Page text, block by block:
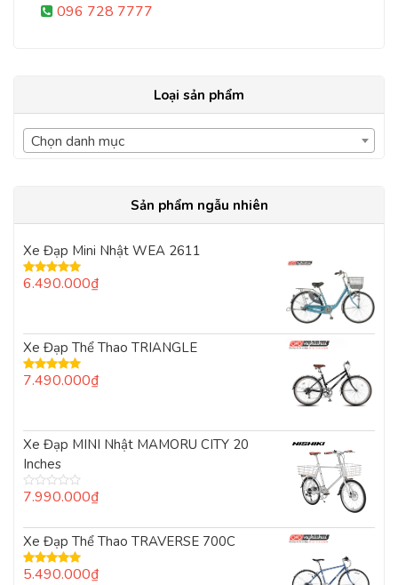
096 728 7777
Loại sản phẩm
Chọn danh mục
Sản phẩm ngẫu nhiên
Xe Đạp Mini Nhật WEA 2611
Được xếp
6.490.000₫
Xe Đạp Thể Thao TRIANGLE
Được xếp
7.490.000₫
Xe Đạp MINI Nhật MAMORU CITY 20
Inches
Được
0
5
sao
7.990.000₫
Xe Đạp Thể Thao TRAVERSE 700C
Được xếp
5.490.000₫